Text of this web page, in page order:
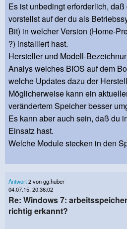
Es ist unbedingt erforderlich,
vorstellst auf der du als
Bit) in welcher Version (Home-
?) installiert hast.
Hersteller und Modell-
Analys welches BIOS auf dem
welche Updates dazu der
Möglicherweise kann ein
verändertem Speicher besser
Es kann aber auch sein, daß du
Einsatz hast.
Welche Module stecken in den
Antwort2 von gg.huber
04.07.15, 20:36:02
Re: Windows 7:
richtig erkannt?